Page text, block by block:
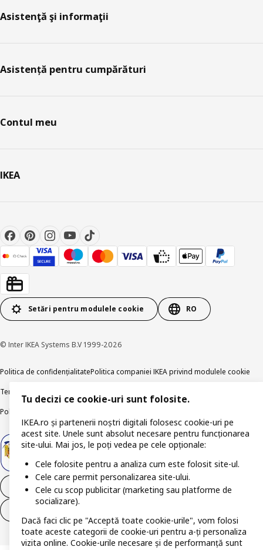
Asistenţă şi informaţii
Asistență pentru cumpărături
Contul meu
IKEA
Setări pentru modulele cookie RO
© Inter IKEA Systems B.V 1999-2026
Politica de confidențialitatePolitica companiei IKEA privind modulele cookie
Termeni și Condiții
Politica de publicare responsabilă
Retrage-te din contract
Tu decizi ce cookie-uri sunt folosite.
IKEA.ro și partenerii noștri digitali folosesc cookie-uri pe
acest site. Unele sunt absolut necesare pentru funcționarea
site-ului. Mai jos, le poți vedea pe cele opționale:
Cele folosite pentru a analiza cum este folosit site-ul.
Cele care permit personalizarea site-ului.
Cele cu scop publicitar (marketing sau platforme de
socializare).
Dacă faci clic pe "Acceptă toate cookie-urile", vom folosi
toate aceste categorii de cookie-uri pentru a-ți personaliza
vizita online. Cookie-urile necesare și de performanță sunt